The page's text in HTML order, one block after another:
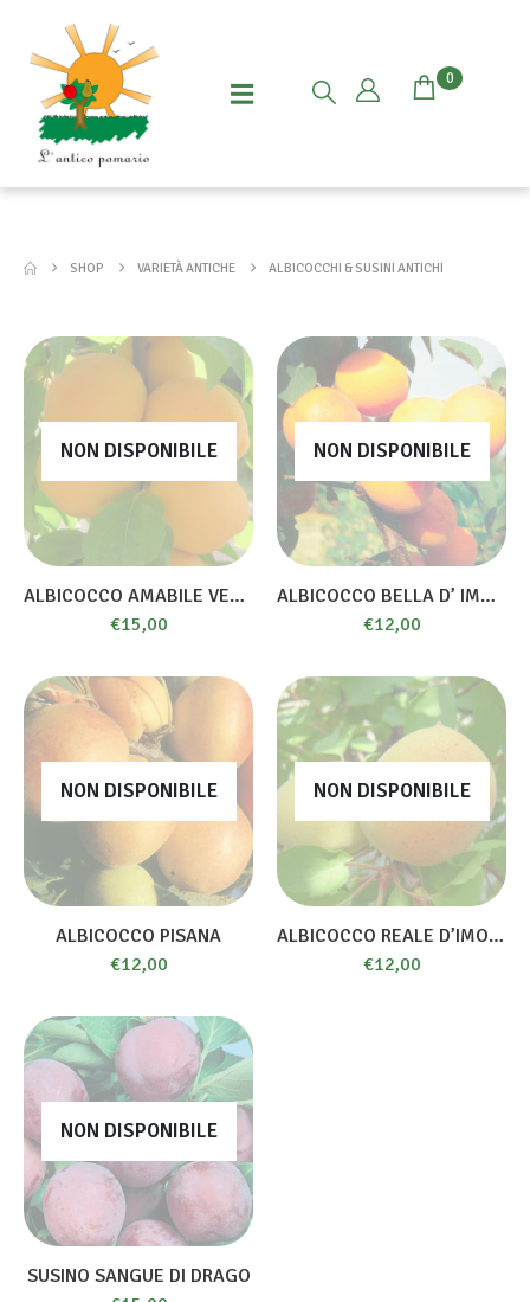
0
SHOP VARIETÀ ANTICHE ALBICOCCHI & SUSINI ANTICHI
NON DISPONIBILE
ALBICOCCO AMABILE VECCHIONI
€15,00
NON DISPONIBILE
ALBICOCCO BELLA D’ IMOLA
€12,00
NON DISPONIBILE
ALBICOCCO PISANA
€12,00
NON DISPONIBILE
ALBICOCCO REALE D’IMOLA
€12,00
NON DISPONIBILE
SUSINO SANGUE DI DRAGO